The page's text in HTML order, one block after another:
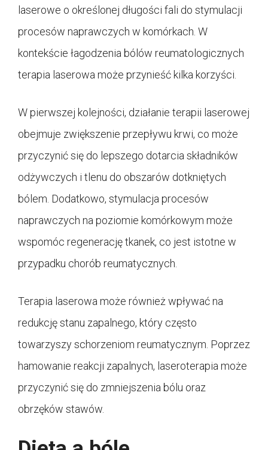
laserowe o określonej długości fali do stymulacji
procesów naprawczych w komórkach. W
kontekście łagodzenia bólów reumatologicznych
terapia laserowa może przynieść kilka korzyści.
W pierwszej kolejności, działanie terapii laserowej
obejmuje zwiększenie przepływu krwi, co może
przyczynić się do lepszego dotarcia składników
odżywczych i tlenu do obszarów dotkniętych
bólem. Dodatkowo, stymulacja procesów
naprawczych na poziomie komórkowym może
wspomóc regenerację tkanek, co jest istotne w
przypadku chorób reumatycznych.
Terapia laserowa może również wpływać na
redukcję stanu zapalnego, który często
towarzyszy schorzeniom reumatycznym. Poprzez
hamowanie reakcji zapalnych, laseroterapia może
przyczynić się do zmniejszenia bólu oraz
obrzęków stawów.